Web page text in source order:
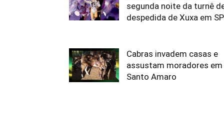
segunda noite da turnê
despedida de Xuxa em SP
Cabras invadem casas e
assustam moradores em
Santo Amaro